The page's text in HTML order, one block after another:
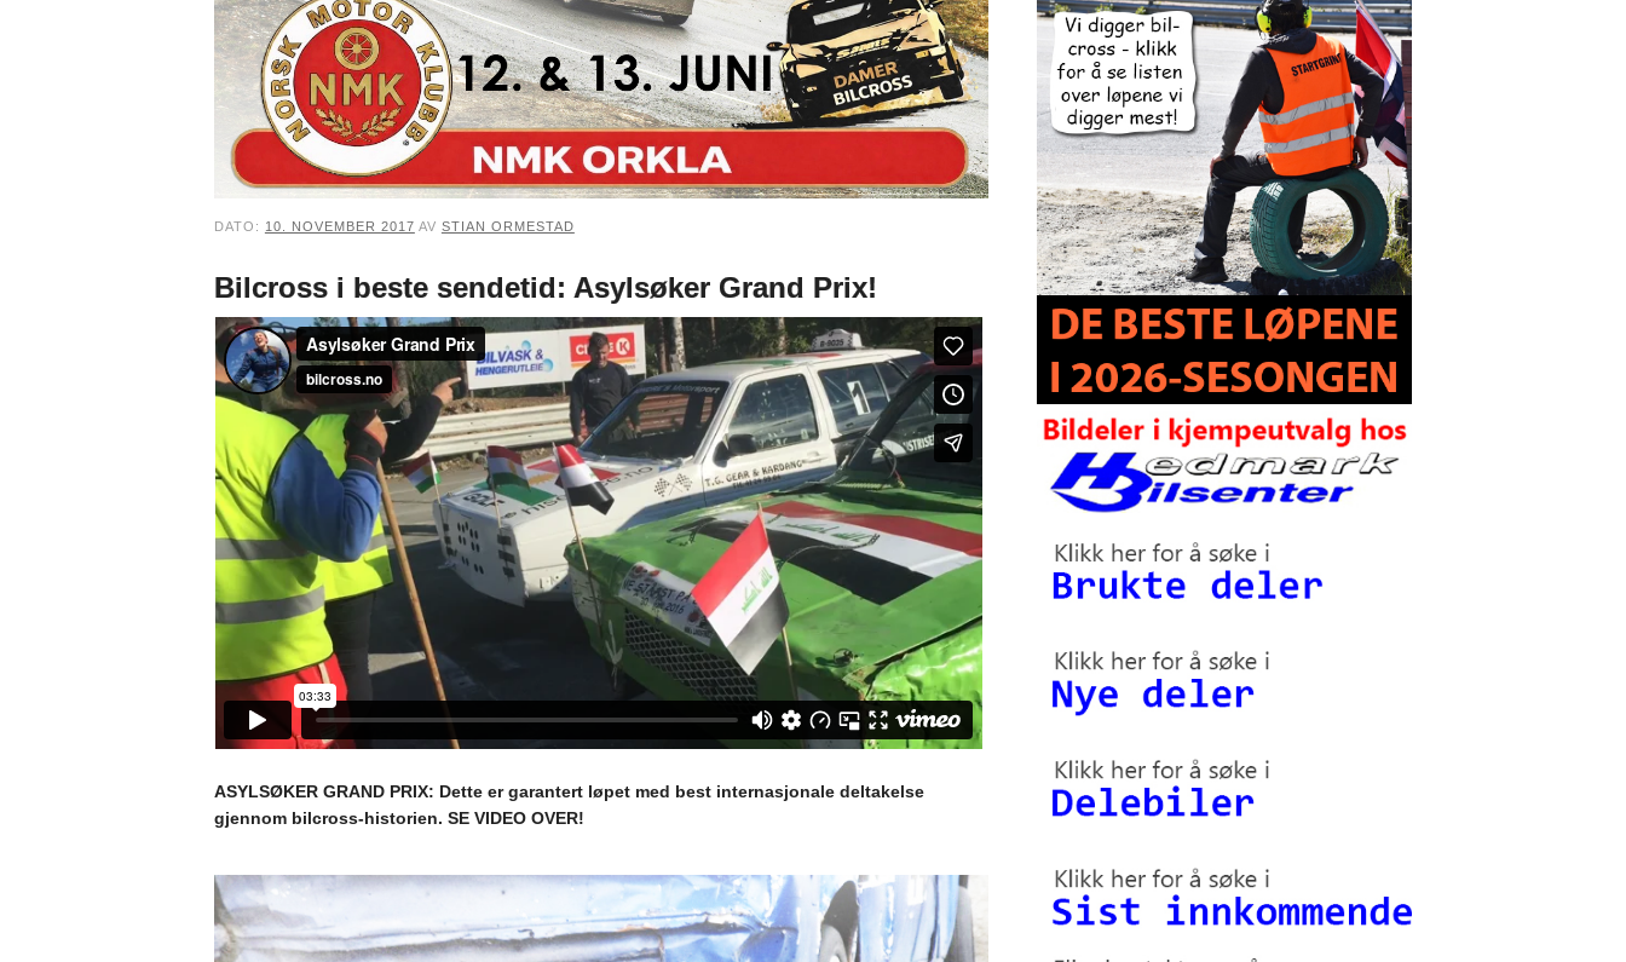
DATO: 10. NOVEMBER 2017 AV STIAN ORMESTAD
Bilcross i beste sendetid: Asylsøker Grand Prix!
ASYLSØKER GRAND PRIX: Dette er garantert løpet med best internasjonale deltakelse
gjennom bilcross-historien. SE VIDEO OVER!